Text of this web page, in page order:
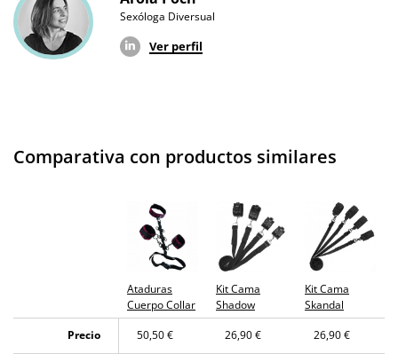
Sexóloga Diversual
Ver perfil
Comparativa con productos similares
Ataduras
Cuerpo Collar
Kit Cama
Shadow
Kit Cama
Skandal
Precio
50,50 € 26,90 € 26,90 €